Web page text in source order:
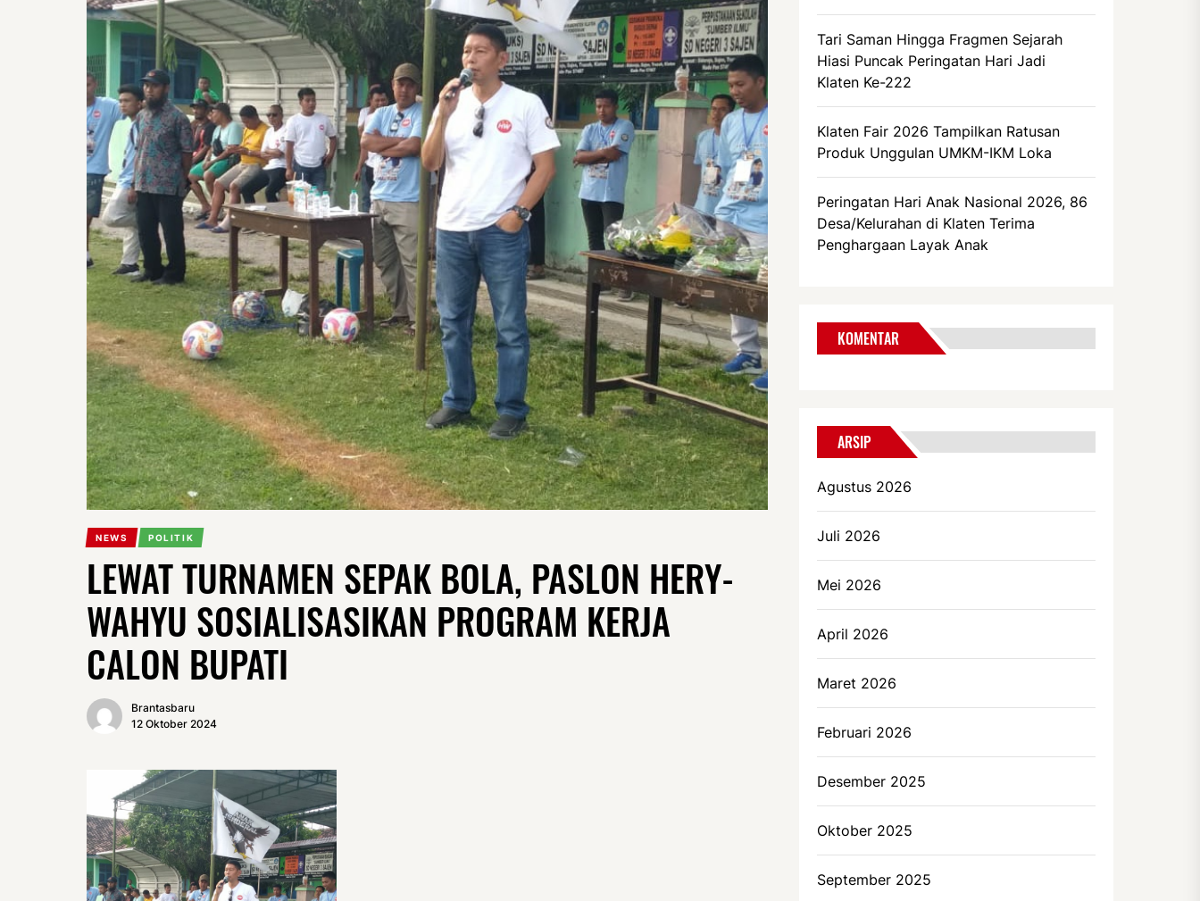
NEWS POLITIK
LEWAT TURNAMEN SEPAK BOLA, PASLON HERY-
WAHYU SOSIALISASIKAN PROGRAM KERJA
CALON BUPATI
Brantasbaru
12 Oktober 2024
Tari Saman Hingga Fragmen Sejarah
Hiasi Puncak Peringatan Hari Jadi
Klaten Ke-222
Klaten Fair 2026 Tampilkan Ratusan
Produk Unggulan UMKM-IKM Loka
Peringatan Hari Anak Nasional 2026, 86
Desa/Kelurahan di Klaten Terima
Penghargaan Layak Anak
KOMENTAR
ARSIP
Agustus 2026
Juli 2026
Mei 2026
April 2026
Maret 2026
Februari 2026
Desember 2025
Oktober 2025
September 2025